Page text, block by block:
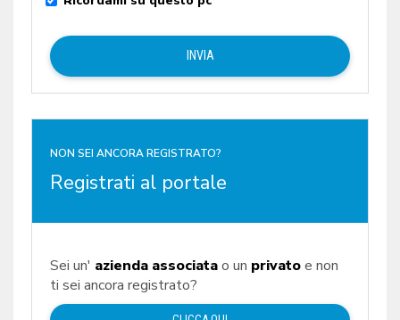
NON SEI ANCORA REGISTRATO?
Registrati al portale
Sei un' azienda associatao un privatoe non
ti sei ancora registrato?